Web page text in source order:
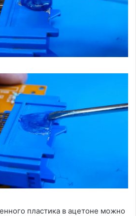
пластика в ацетоне можно